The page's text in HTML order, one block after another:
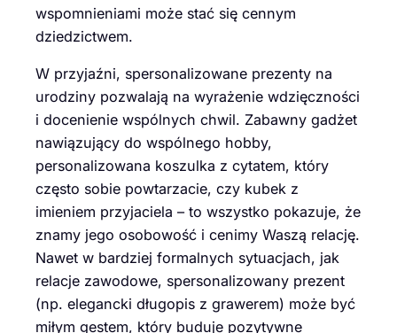
wspomnieniami może stać się cennym
dziedzictwem.
W przyjaźni, spersonalizowane prezenty na
urodziny pozwalają na wyrażenie wdzięczności
i docenienie wspólnych chwil. Zabawny gadżet
nawiązujący do wspólnego hobby,
personalizowana koszulka z cytatem, który
często sobie powtarzacie, czy kubek z
imieniem przyjaciela – to wszystko pokazuje, że
znamy jego osobowość i cenimy Waszą relację.
Nawet w bardziej formalnych sytuacjach, jak
relacje zawodowe, spersonalizowany prezent
(np. elegancki długopis z grawerem) może być
miłym gestem, który buduje pozytywne